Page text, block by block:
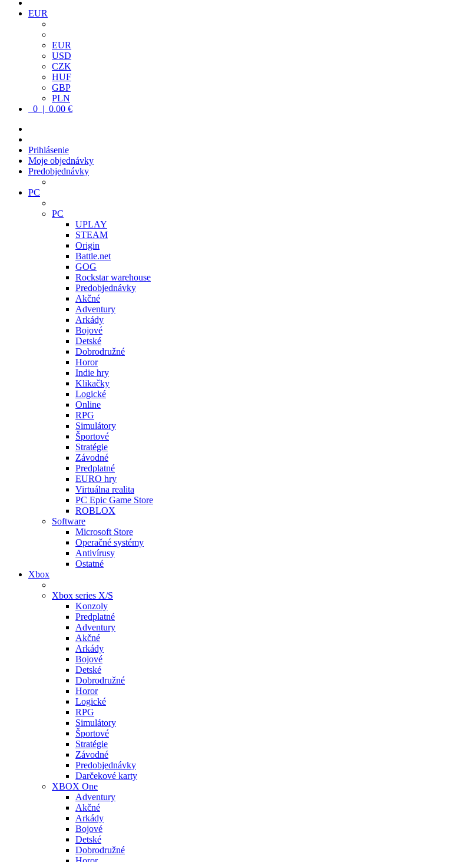
EUR
EUR
USD
CZK
HUF
GBP
PLN
0 | 0.00 €
Prihlásenie
Moje objednávky
Predobjednávky
PC
PC
UPLAY
STEAM
Origin
Battle.net
GOG
Rockstar warehouse
Predobjednávky
Akčné
Adventury
Arkády
Bojové
Detské
Dobrodružné
Horor
Indie hry
Klikačky
Logické
Online
RPG
Simulátory
Športové
Stratégie
Závodné
Predplatné
EURO hry
Virtuálna realita
PC Epic Game Store
ROBLOX
Software
Microsoft Store
Operačné systémy
Antivírusy
Ostatné
Xbox
Xbox series X/S
Konzoly
Predplatné
Adventury
Akčné
Arkády
Bojové
Detské
Dobrodružné
Horor
Logické
RPG
Simulátory
Športové
Stratégie
Závodné
Predobjednávky
Darčekové karty
XBOX One
Adventury
Akčné
Arkády
Bojové
Detské
Dobrodružné